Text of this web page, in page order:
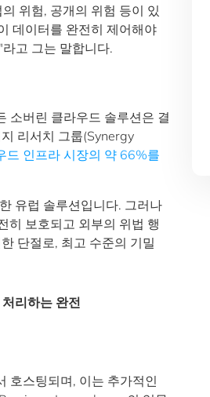
위험, 공개의 위험 등이 있
데이터를 완전히 제어해야
고 그는 말합니다.
소버린 클라우드 솔루션은 결
리서치 그룹(Synergy
드 인프라 시장의 약 66%를
유럽 솔루션입니다. 그러나
히 보호되고 외부의 위법 행
단절로, 최고 수준의 기밀
리하는 완전
호스팅되며, 이는 추가적인